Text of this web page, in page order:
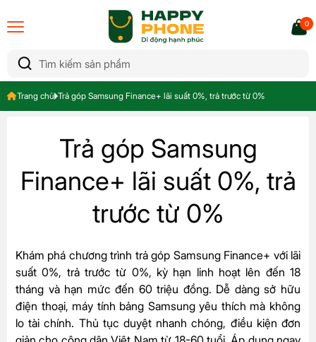
0
Trang chủ Trả góp Samsung Finance+ lãi suất 0%, trả trước từ 0%
Trả góp Samsung
Finance+ lãi suất 0%, trả
trước từ 0%
Khám phá chương trình trả góp Samsung Finance+ với lãi
suất 0%, trả trước từ 0%, kỳ hạn linh hoạt lên đến 18
tháng và hạn mức đến 60 triệu đồng. Dễ dàng sở hữu
điện thoại, máy tính bảng Samsung yêu thích mà không
lo tài chính. Thủ tục duyệt nhanh chóng, điều kiện đơn